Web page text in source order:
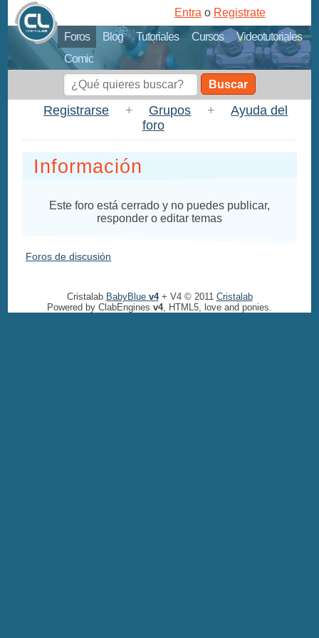
Foros Blog Tutoriales Cursos
Videotutoriales
Comic
Entra o Registrate
Buscar
Registrarse + Grupos +
Ayuda del
foro
Información
Este foro está cerrado y no puedes publicar,
responder o editar temas
Foros de discusión
Cristalab BabyBlue v4+ V4 © 2011 Cristalab
Powered by ClabEngines v4, HTML5, love and ponies.